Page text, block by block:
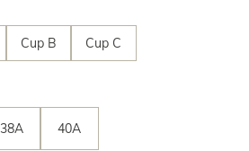
Cup B Cup C
38A 40A